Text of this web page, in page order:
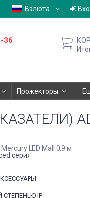
Валюта
36
Прожекторы
Mercury LED Mall 0,9 м
серия
СТЕПЕНЬЮ IP